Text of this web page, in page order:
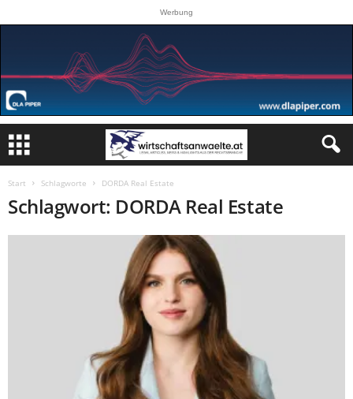
Werbung
Start Schlagworte DORDA Real Estate
Schlagwort: DORDA Real Estate